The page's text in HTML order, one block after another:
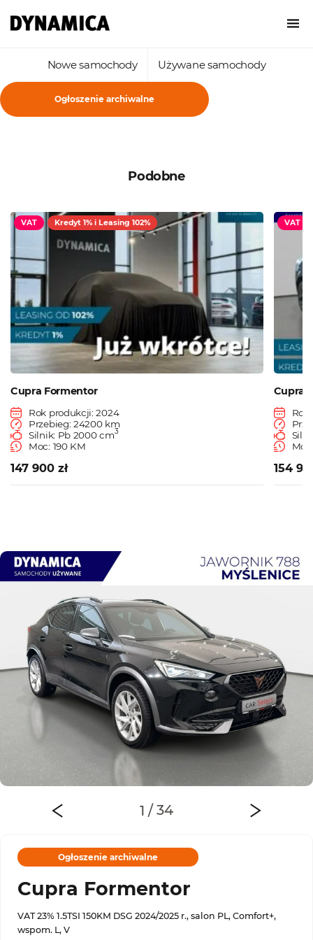
Nowe samochody Używane samochody
Ogłoszenie archiwalne
Podobne
VAT Kredyt 1% i Leasing 102%
Cupra Formentor
Rok produkcji: 2024
Przebieg: 24200 km
Silnik: Pb 2000 cm3
Moc: 190 KM
147 900 zł
VAT
Cupra
Rok
154
Ogłoszenie archiwalne
Cupra Formentor
VAT 23% 1.5TSI 150KM DSG 2024/2025 r., salon PL, Comfort+,
wspom. L, V